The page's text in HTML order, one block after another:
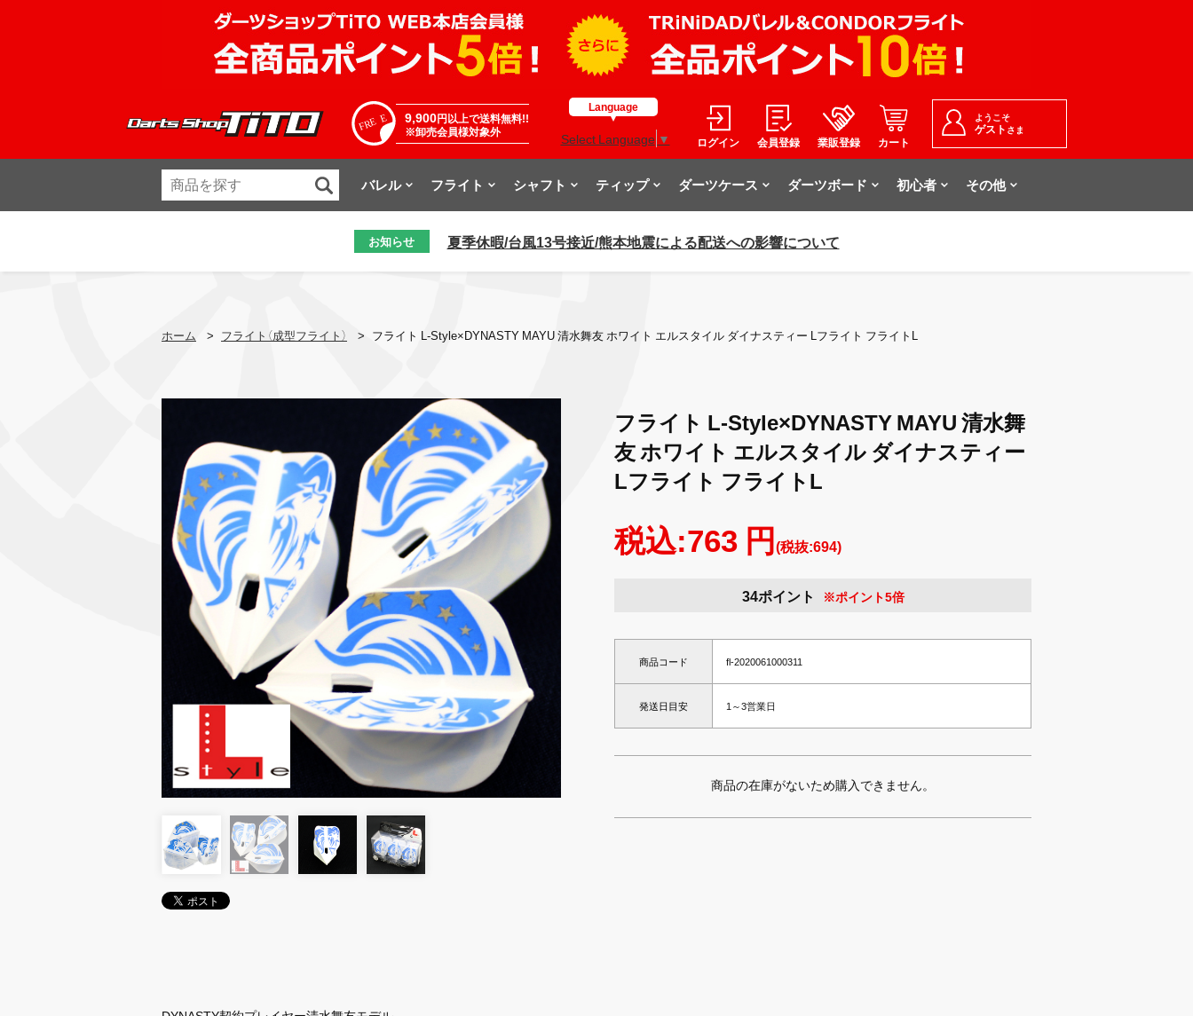
9,900円以上で送料無料!!
※卸売会員様対象外
Language
Select Language ▼ ログイン 会員登録 業販登録 カート
ようこそ
ゲスト さま
バレル フライト シャフト ティップ ダーツケース ダーツボード 初心者 その他
お知らせ 夏季休暇/台風13号接近/熊本地震による配送への影響について
ホーム > フライト（成型フライト） > フライト L-Style×DYNASTY MAYU 清水舞友 ホワイト エルスタイル ダイナスティー Lフライト フライトL
フライト L-Style×DYNASTY MAYU 清水舞
友 ホワイト エルスタイル ダイナスティー
Lフライト フライトL
税込:763 円(税抜:694)
34ポイント ※ポイント5倍
商品コード fl-2020061000311
発送日目安 1～3営業日
商品の在庫がないため購入できません。